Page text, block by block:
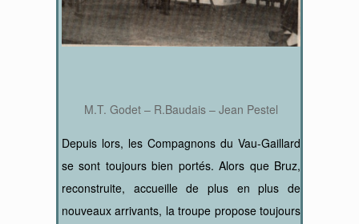
M.T. Godet – R.Baudais – Jean Pestel
Depuis lors, les Compagnons du Vau-Gaillard
se sont toujours bien portés. Alors que Bruz,
reconstruite, accueille de plus en plus de
nouveaux arrivants, la troupe propose toujours